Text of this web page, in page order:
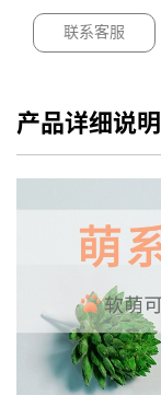
联系客服
产品详细说明